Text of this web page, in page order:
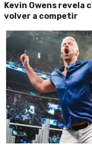
Kevin Owens revela
volver a competir